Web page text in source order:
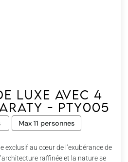
luxe avec 4
- Pty005
Max 11 personnes
exclusif au cœur de l’exubérance de
raffinée et la nature se